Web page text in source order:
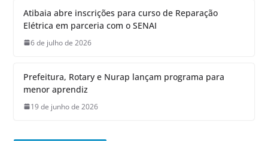
Atibaia abre inscrições para curso de Reparação
Elétrica em parceria com o SENAI
6 de julho de 2026
Prefeitura, Rotary e Nurap lançam programa para
menor aprendiz
19 de junho de 2026